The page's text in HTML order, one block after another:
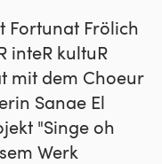
Fortunat Frölich
inteR kultuR
mit dem Choeur
Sanae El
"Singe oh
Werk